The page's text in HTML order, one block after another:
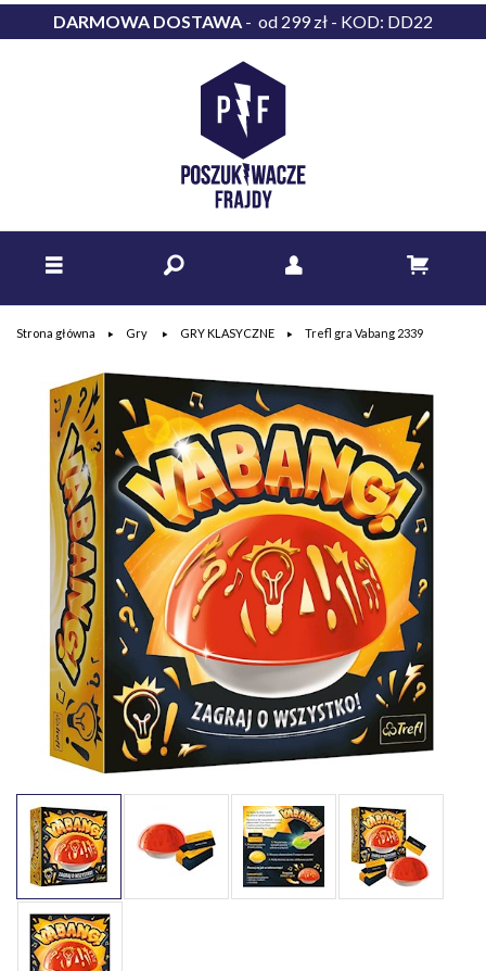
DARMOWA DOSTAWA - od 299 zł - KOD: DD22
Strona główna Gry GRY KLASYCZNE Trefl gra Vabang 2339